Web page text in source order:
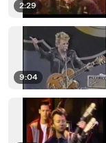
2:29
9:04